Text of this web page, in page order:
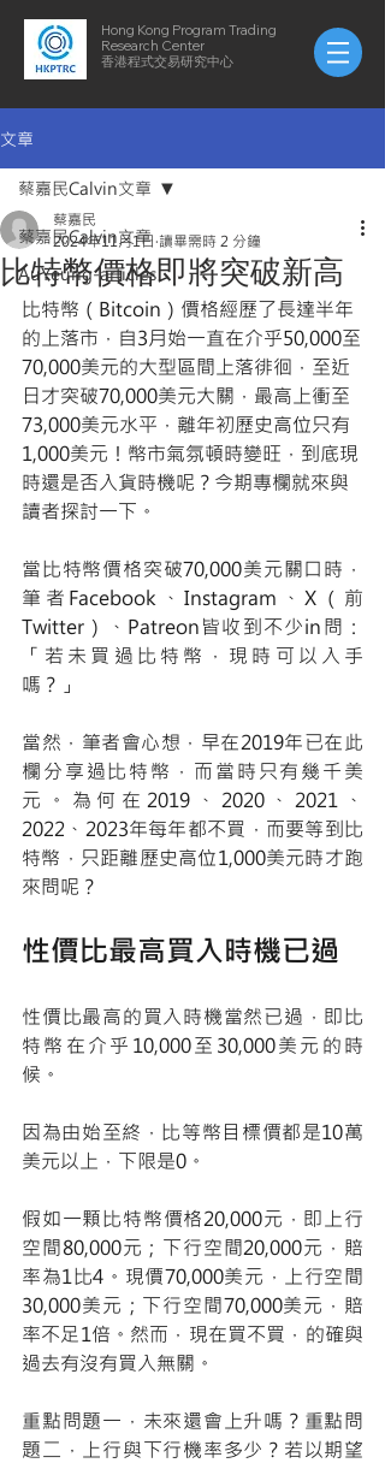
Hong Kong Program Trading
Research Center
​​香港程式交易研究中心
文章
蔡嘉民Calvin文章
AuYeung-articles
蔡嘉民Calvin文章
比特幣價格即將突破新高
蔡嘉民
2024年11月1日 讀畢需時 2 分鐘
比特幣（Bitcoin）價格經歷了長達半年
的上落市，自3月始一直在介乎50,000至
70,000美元的大型區間上落徘徊，至近
日才突破70,000美元大關，最高上衝至
73,000美元水平，離年初歷史高位只有
1,000美元！幣市氣氛頓時變旺，到底現
時還是否入貨時機呢？今期專欄就來與
讀者探討一下。
當比特幣價格突破70,000美元關口時，
筆者Facebook、Instagram、X（前
Twitter）、Patreon皆收到不少in問：
「若未買過比特幣，現時可以入手
嗎？」
當然，筆者會心想，早在2019年已在此
欄分享過比特幣，而當時只有幾千美
元。為何在2019、2020、2021、
2022、2023年每年都不買，而要等到比
特幣，只距離歷史高位1,000美元時才跑
來問呢？
性價比最高買入時機已過
性價比最高的買入時機當然已過，即比
特幣在介乎10,000至30,000美元的時
候。
因為由始至終，比等幣目標價都是10萬
美元以上，下限是0。
假如一顆比特幣價格20,000元，即上行
空間80,000元；下行空間20,000元，賠
率為1比4。現價70,000美元，上行空間
30,000美元；下行空間70,000美元，賠
率不足1倍。然而，現在買不買，的確與
過去有沒有買入無關。
重點問題一，未來還會上升嗎？重點問
題二，上行與下行機率多少？若以期望